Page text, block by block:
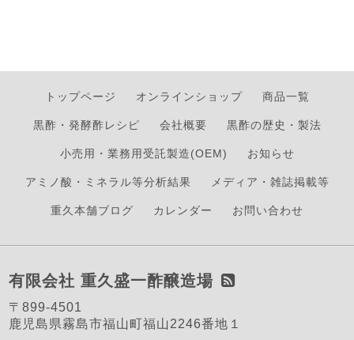
トップページ オンラインショップ 商品一覧
黒酢・発酵酢レシピ 会社概要 黒酢の歴史・製法
小売用・業務用受託製造(OEM) お知らせ
アミノ酸・ミネラル等分析結果 メディア・雑誌掲載等
重久本舗ブログ カレンダー お問い合わせ
有限会社 重久盛一酢醸造場
〒899-4501
鹿児島県霧島市福山町福山2246番地１